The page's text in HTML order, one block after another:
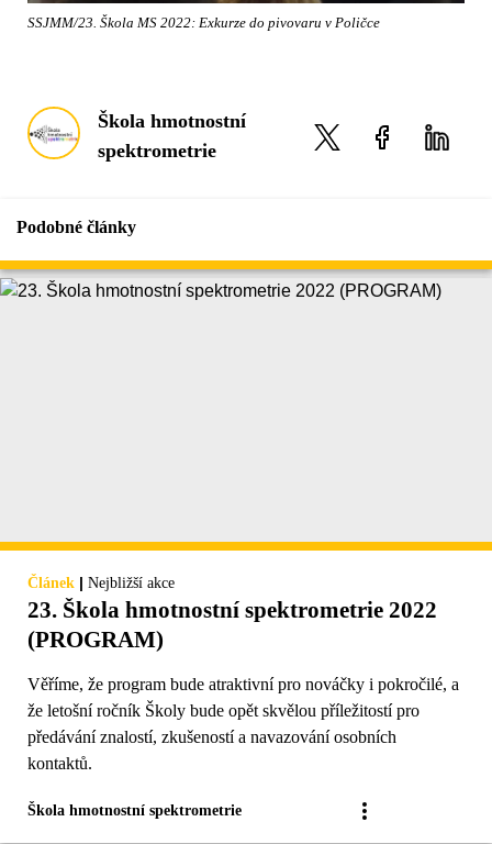
SSJMM/23. Škola MS 2022: Exkurze do pivovaru v Poličce
Škola hmotnostní
spektrometrie
Podobné články
Článek | Nejbližší akce
23. Škola hmotnostní spektrometrie 2022
(PROGRAM)
Věříme, že program bude atraktivní pro nováčky i pokročilé, a
že letošní ročník Školy bude opět skvělou příležitostí pro
předávání znalostí, zkušeností a navazování osobních
kontaktů.
Škola hmotnostní spektrometrie